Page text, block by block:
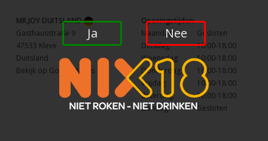
MR.JOY DUITSLAND
Gasthausstraße 9
47533 Kleve
Duitsland
Bekijk op Google Maps
Openingstijden:
Maandag:
Gesloten
Dinsdag:
10:00-18:00
Woensdag:
10:00-18:00
Donderdag:
10:00-18:00
Vrijdag:
10:00-18:00
Zaterdag:
10:00-18:00
Zondag:
Gesloten
Ja Nee